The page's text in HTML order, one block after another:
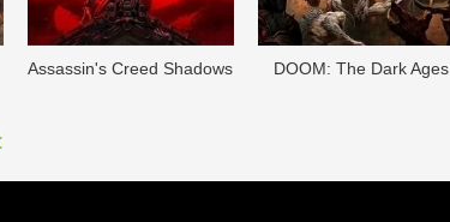
Assassin's Creed Shadows DOОM: The Dark Ages